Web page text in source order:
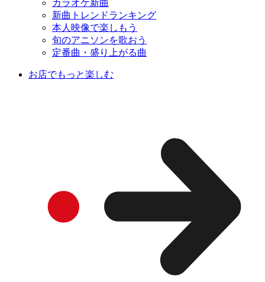
カラオケ新曲
新曲トレンドランキング
本人映像で楽しもう
旬のアニソンを歌おう
定番曲・盛り上がる曲
お店でもっと楽しむ